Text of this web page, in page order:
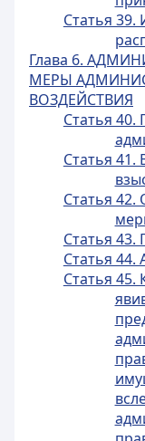
Статья 39.
Глава 6.
МЕРЫ
ВОЗДЕЙСТВИЯ
Статья 40.
Статья
Статья
Статья
Статья
Статья 45.